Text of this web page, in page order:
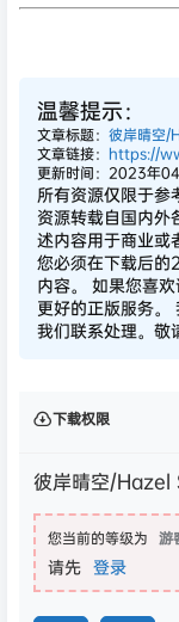
温馨提示：
文章标题： 彼岸晴空/
文章链接： https://
更新时间：2023年
所有资源仅限于参
资源转载自国内外
述内容用于商业或
您必须在下载后的
内容。 如果您喜
更好的正版服务。
我们联系处理。敬
下载权限
彼岸晴空/Hazel
您当前的等级为 游
请先 登录